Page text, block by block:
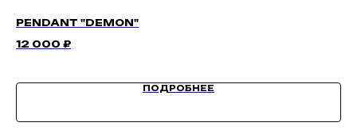
PENDANT "DEMON"
12 000 ₽
ПОДРОБНЕЕ